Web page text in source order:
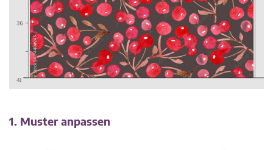
1. Muster anpassen